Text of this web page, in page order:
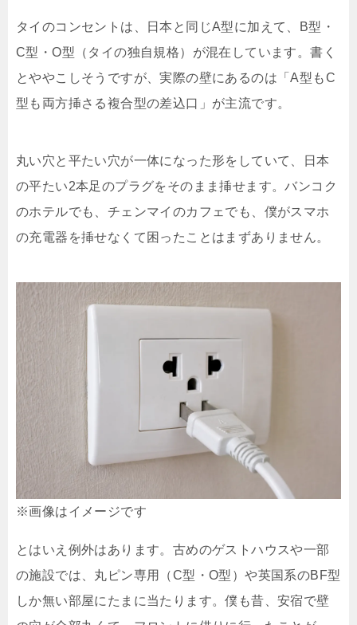
タイのコンセントは、日本と同じA型に加えて、B型・
C型・O型（タイの独自規格）が混在しています。書く
とややこしそうですが、実際の壁にあるのは「A型もC
型も両方挿さる複合型の差込口」が主流です。
丸い穴と平たい穴が一体になった形をしていて、日本
の平たい2本足のプラグをそのまま挿せます。バンコク
のホテルでも、チェンマイのカフェでも、僕がスマホ
の充電器を挿せなくて困ったことはまずありません。
※画像はイメージです
とはいえ例外はあります。古めのゲストハウスや一部
の施設では、丸ピン専用（C型・O型）や英国系のBF型
しか無い部屋にたまに当たります。僕も昔、安宿で壁